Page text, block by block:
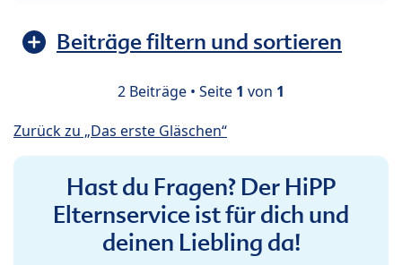
Beiträge filtern und sortieren
2 Beiträge • Seite 1 von 1
Zurück zu „Das erste Gläschen“
Hast du Fragen? Der HiPP
Elternservice ist für dich und
deinen Liebling da!